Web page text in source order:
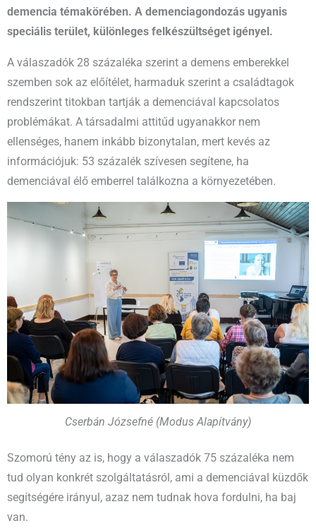
demencia témakörében. A demenciagondozás ugyanis
speciális terület, különleges felkészültséget igényel.
A válaszadók 28 százaléka szerint a demens emberekkel
szemben sok az előítélet, harmaduk szerint a családtagok
rendszerint titokban tartják a demenciával kapcsolatos
problémákat. A társadalmi attitűd ugyanakkor nem
ellenséges, hanem inkább bizonytalan, mert kevés az
információjuk: 53 százalék szívesen segítene, ha
demenciával élő emberrel találkozna a környezetében.
Cserbán Józsefné (Modus Alapítvány)
Szomorú tény az is, hogy a válaszadók 75 százaléka nem
tud olyan konkrét szolgáltatásról, ami a demenciával küzdők
segítségére irányul, azaz nem tudnak hova fordulni, ha baj
van.